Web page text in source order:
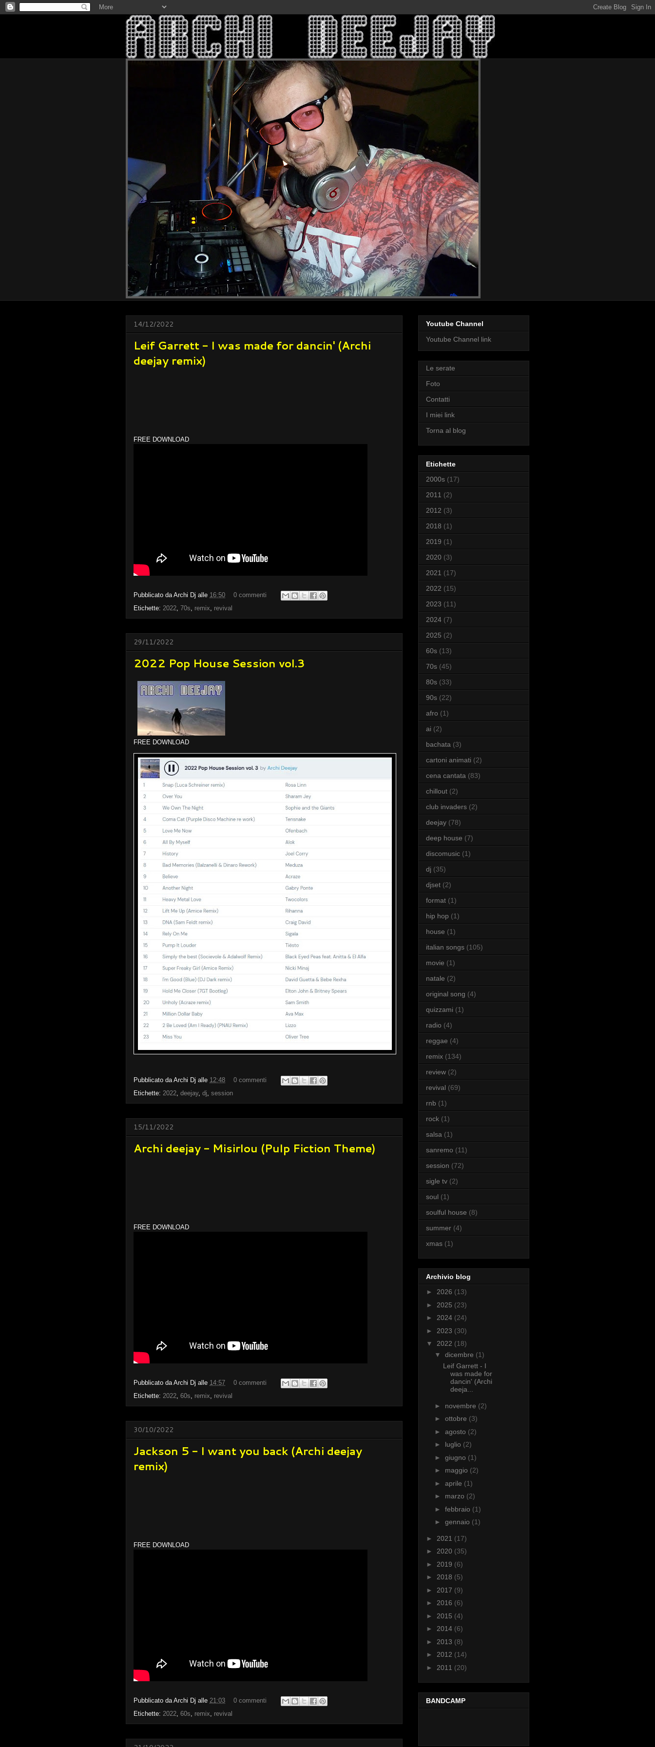
14/12/2022
Leif Garrett - I was made for dancin' (Archi
deejay remix)
FREE DOWNLOAD
Pubblicato daArchi Dj alle 16:50
0 commenti
Etichette: 2022, 70s, remix, revival
29/11/2022
2022 Pop House Session vol.3
FREE DOWNLOAD
Pubblicato daArchi Dj alle 12:48
0 commenti
Etichette: 2022, deejay, dj, session
15/11/2022
Archi deejay - Misirlou (Pulp Fiction Theme)
FREE DOWNLOAD
Pubblicato daArchi Dj alle 14:57
0 commenti
Etichette: 2022, 60s, remix, revival
30/10/2022
Jackson 5 - I want you back (Archi deejay
remix)
FREE DOWNLOAD
Pubblicato daArchi Dj alle 21:03
0 commenti
Etichette: 2022, 60s, remix, revival
Youtube Channel
Youtube Channel link
Le serate
Foto
Contatti
I miei link
Torna al blog
Etichette
2000s (17)
2011 (2)
2012 (3)
2018 (1)
2019 (1)
2020 (3)
2021 (17)
2022 (15)
2023 (11)
2024 (7)
2025 (2)
60s (13)
70s (45)
80s (33)
90s (22)
afro (1)
ai (2)
bachata (3)
cartoni animati (2)
cena cantata (83)
chillout (2)
club invaders (2)
deejay (78)
deep house (7)
discomusic (1)
dj (35)
djset (2)
format (1)
hip hop (1)
house (1)
italian songs (105)
movie (1)
natale (2)
original song (4)
quizzami (1)
radio (4)
reggae (4)
remix (134)
review (2)
revival (69)
rnb (1)
rock (1)
salsa (1)
sanremo (11)
session (72)
sigle tv (2)
soul (1)
soulful house (8)
summer (4)
xmas (1)
Archivio blog
► 2026 (13)
► 2025 (23)
► 2024 (24)
► 2023 (30)
▼ 2022 (18)
▼ dicembre (1)
Leif Garrett - I
was made for
dancin' (Archi
deeja...
► novembre (2)
► ottobre (3)
► agosto (2)
► luglio (2)
► giugno (1)
► maggio (2)
► aprile (1)
► marzo (2)
► febbraio (1)
► gennaio (1)
► 2021 (17)
► 2020 (35)
► 2019 (6)
► 2018 (5)
► 2017 (9)
► 2016 (6)
► 2015 (4)
► 2014 (6)
► 2013 (8)
► 2012 (14)
► 2011 (20)
BANDCAMP